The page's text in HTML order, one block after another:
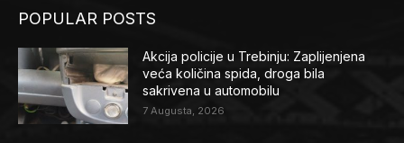
POPULAR POSTS
Akcija policije u Trebinju: Zaplijenjena
veća količina spida, droga bila
sakrivena u automobilu
7 Augusta, 2026